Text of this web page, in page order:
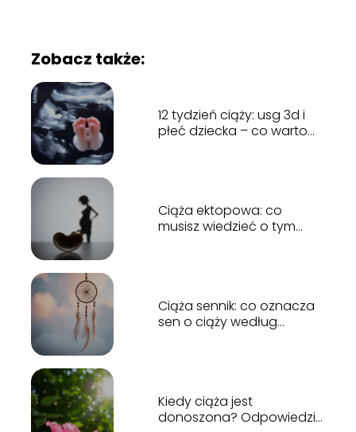
Zobacz także:
12 tydzień ciąży: usg 3d i
płeć dziecka – co warto
Ciąża ektopowa: co
musisz wiedzieć o tym
Ciąża sennik: co oznacza
sen o ciąży według
Kiedy ciąża jest
donoszona? Odpowiedzi